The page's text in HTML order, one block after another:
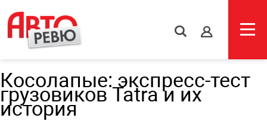
s
Косолапые: экспресс-тест
грузовиков Tatra и их
история